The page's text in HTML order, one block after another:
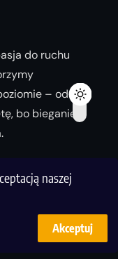
naszej
Akceptuj
do ruchu
– od
bo bieganie
wersję!